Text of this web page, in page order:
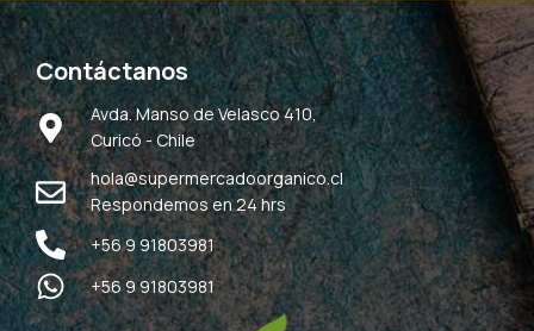
Contáctanos
Avda. Manso de Velasco 410,
Curicó - Chile
hola@supermercadoorganico.cl
Respondemos en 24 hrs
+56 9 91803981
+56 9 91803981